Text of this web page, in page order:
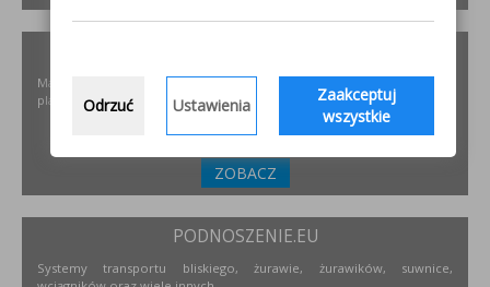
Materiały i urządzenia do napawania i regeneracji. Układy
plastyfikujące oraz obróbka CNC.
ZOBACZ
PODNOSZENIE.EU
Systemy transportu bliskiego, żurawie, żurawików, suwnice,
Odrzuć Ustawienia
Zaakceptuj
wszystkie